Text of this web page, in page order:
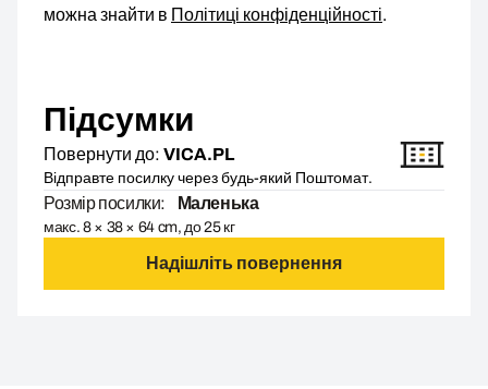
можна знайти в Політиці конфіденційності.
Підсумки
Повернути до: VICA.PL
Відправте посилку через будь-який Поштомат.
Розмір посилки: Маленька
макс. 8 × 38 × 64 cm, до 25 кг
Надішліть повернення